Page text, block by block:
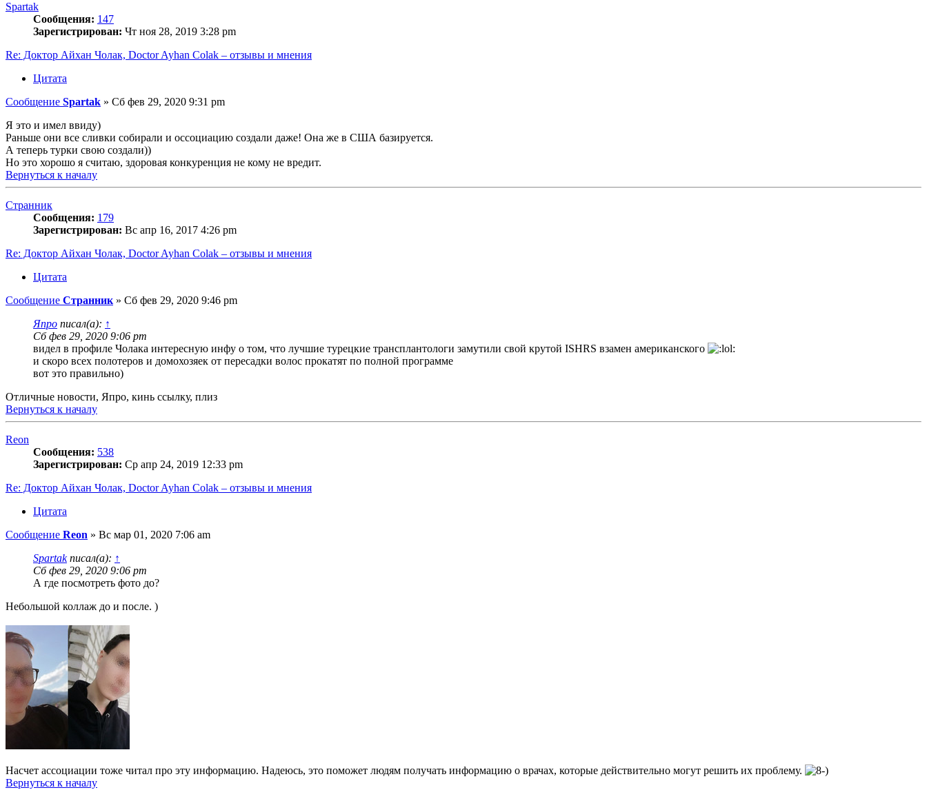
Spartak
Сообщения: 147
Зарегистрирован: Чт ноя 28, 2019 3:28 pm
Re: Доктор Айхан Чолак, Doctor Ayhan Colak – отзывы и мнения
Цитата
Сообщение Spartak » Сб фев 29, 2020 9:31 pm
Я это и имел ввиду)
Раньше они все сливки собирали и оссоциацию создали даже! Она же в США базируется.
А теперь турки свою создали))
Но это хорошо я считаю, здоровая конкуренция не кому не вредит.
Вернуться к началу
Странник
Сообщения: 179
Зарегистрирован: Вс апр 16, 2017 4:26 pm
Re: Доктор Айхан Чолак, Doctor Ayhan Colak – отзывы и мнения
Цитата
Сообщение Странник » Сб фев 29, 2020 9:46 pm
Япро писал(а): ↑
Сб фев 29, 2020 9:06 pm
видел в профиле Чолака интересную инфу о том, что лучшие турецкие трансплантологи замутили свой крутой ISHRS взамен американского
и скоро всех полотеров и домохозяек от пересадки волос прокатят по полной программе
вот это правильно)
Отличные новости, Япро, кинь ссылку, плиз
Вернуться к началу
Reon
Сообщения: 538
Зарегистрирован: Ср апр 24, 2019 12:33 pm
Re: Доктор Айхан Чолак, Doctor Ayhan Colak – отзывы и мнения
Цитата
Сообщение Reon » Вс мар 01, 2020 7:06 am
Spartakписал(а): ↑
Сб фев 29, 2020 9:06 pm
А где посмотреть фото до?
Небольшой коллаж до и после. )
Насчет ассоциации тоже читал про эту информацию. Надеюсь, это поможет людям получать информацию о врачах, которые действительно могут решить их проблему.
Вернуться к началу